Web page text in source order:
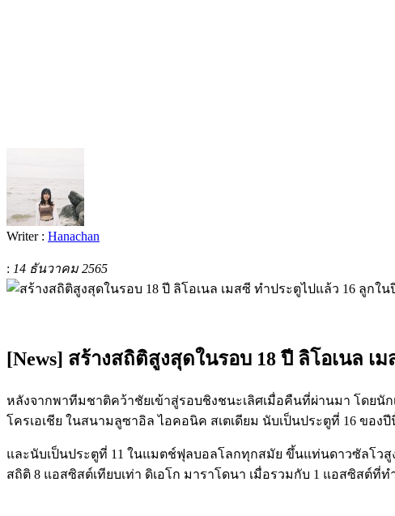
Writer : Hanachan
: 14 ธันวาคม 2565
[News] สร้างสถิติสูงสุดในรอบ 18 ปี ลิโอเนล
หลังจากพาทีมชาติคว้าชัยเข้าสู่รอบชิงชนะเลิศเมื่อคืนที่ผ่านมา โดยนั
โครเอเชีย ในสนามลูซาอิล ไอคอนิค สเตเดียม นับเป็นประตูที่ 16 ขอ
และนับเป็นประตูที่ 11 ในแมตช์ฟุลบอลโลกทุกสมัย ขึ้นแท่นดาวซัลโวสู
สถิติ 8 แอสซิสต์เทียบเท่า ดิเอโก มาราโดนา เมื่อรวมกับ 1 แอสซิสต์ที่